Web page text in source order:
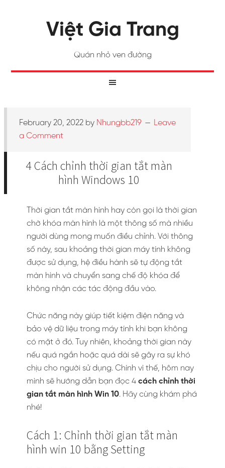
Việt Gia Trang
Quán nhỏ ven đường
February 20, 2022 by Nhungbb219
Leave
a Comment
4 Cách chỉnh thời gian tắt màn
hình Windows 10
Thời gian tắt màn hình hay còn gọi là thời gian
chờ khóa màn hình là một thông số mà nhiều
người dùng mong muốn điều chỉnh. Với thông
số này, sau khoảng thời gian máy tính không
được sử dụng, hệ điều hành sẽ tự động tắt
màn hình và chuyển sang chế độ khóa để
không nhận các tác động đầu vào.
Chức năng này giúp tiết kiệm điện năng và
bảo vệ dữ liệu trong máy tính khi bạn không
có mặt ở đó. Tuy nhiên, khoảng thời gian này
nếu quá ngắn hoặc quá dài sẽ gây ra sự khó
chịu cho người sử dụng. Chính vì thế, hôm nay
mình sẽ hướng dẫn bạn đọc 4 cách chỉnh thời
gian tắt màn hình Win 10. Hãy cùng khám phá
nhé!
Cách 1: Chỉnh thời gian tắt màn
hình win 10 bằng Setting